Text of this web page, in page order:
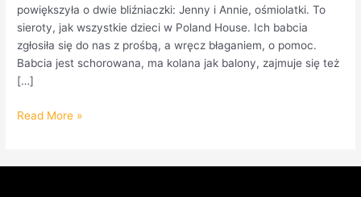
powiększyła o dwie bliźniaczki: Jenny i Annie, ośmiolatki. To
sieroty, jak wszystkie dzieci w Poland House. Ich babcia
zgłosiła się do nas z prośbą, a wręcz błaganiem, o pomoc.
Babcia jest schorowana, ma kolana jak balony, zajmuje się też
[…]
Read More »